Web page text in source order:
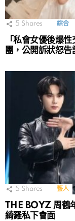
5 Shares 綜合
「私會女優後爆
團，公開訴狀怒
5 Shares 藝人
THE BOYZ 周鶴
綺羅私下會面